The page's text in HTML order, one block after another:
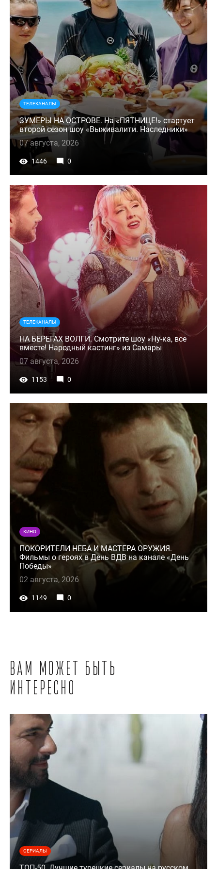
ТЕЛЕКАНАЛЫ
ЗУМЕРЫ НА ОСТРОВЕ. На «ПЯТНИЦЕ!» стартует
второй сезон шоу «Выживалити. Наследники»
07 августа, 2026
1446 0
ТЕЛЕКАНАЛЫ
НА БЕРЕГАХ ВОЛГИ. Смотрите шоу «Ну-ка, все
вместе! Народный кастинг» из Самары
07 августа, 2026
1153 0
КИНО
ПОКОРИТЕЛИ НЕБА И МАСТЕРА ОРУЖИЯ.
Фильмы о героях в День ВДВ на канале «День
Победы»
02 августа, 2026
1149 0
Вам может быть
интересно
СЕРИАЛЫ